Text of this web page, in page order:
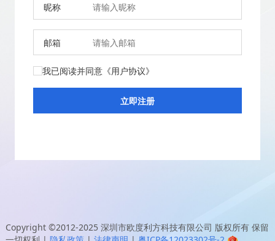
昵称
邮箱
我已阅读并同意 《用户协议》
Copyright ©2012-2025 深圳市欧度利方科技有限公司 版权所有 保留